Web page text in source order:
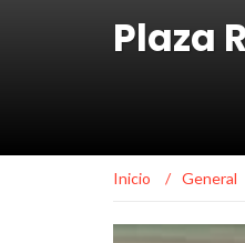
Plaza
Inicio / General